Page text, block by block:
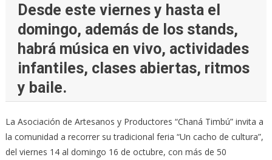
Desde este viernes y hasta el
domingo, además de los stands,
habrá música en vivo, actividades
infantiles, clases abiertas, ritmos
y baile.
La Asociación de Artesanos y Productores “Chaná Timbú” invita a
la comunidad a recorrer su tradicional feria “Un cacho de cultura”,
del viernes 14 al domingo 16 de octubre, con más de 50